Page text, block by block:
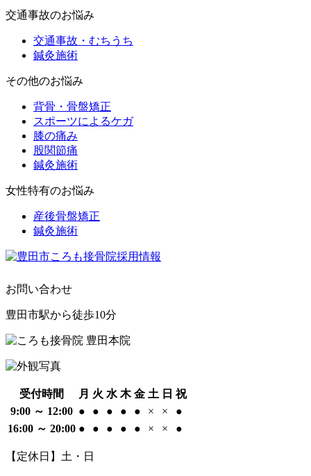
交通事故のお悩み
交通事故・むちうち
鍼灸施術
その他のお悩み
背骨・骨盤矯正
スポーツによるケガ
膝の痛み
股関節痛
鍼灸施術
女性特有のお悩み
産後骨盤矯正
鍼灸施術
お問い合わせ
豊田市駅から徒歩10分
受付時間 月 火 水 木 金 土 日 祝
9:00 ～ 12:00 ● ● ● ● ● × ×
●
16:00 ～ 20:00 ● ● ● ● ● × × ●
【定休日】土・日